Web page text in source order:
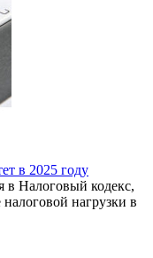
в 2025 году
в Налоговый кодекс,
нагрузки в